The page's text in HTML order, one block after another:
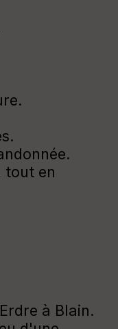
tout en
à Blain.